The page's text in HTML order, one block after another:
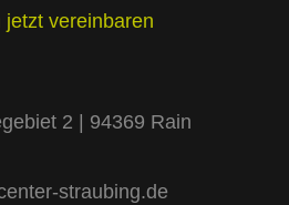
jetzt vereinbaren
2 | 94369 Rain
straubing.de